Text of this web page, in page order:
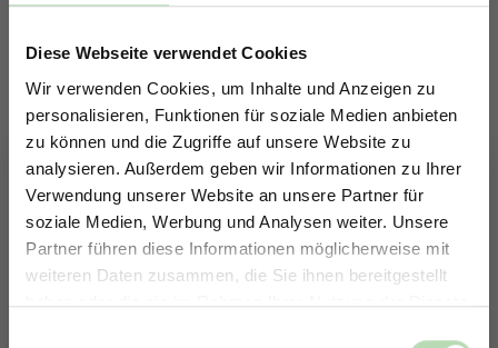
Diese Webseite verwendet Cookies
Wir verwenden Cookies, um Inhalte und Anzeigen zu
personalisieren, Funktionen für soziale Medien anbieten
zu können und die Zugriffe auf unsere Website zu
analysieren. Außerdem geben wir Informationen zu Ihrer
Verwendung unserer Website an unsere Partner für
soziale Medien, Werbung und Analysen weiter. Unsere
Partner führen diese Informationen möglicherweise mit
weiteren Daten zusammen, die Sie ihnen bereitgestellt
haben oder die sie im Rahmen Ihrer Nutzung der Dienste
ERHALTE 5% RABATT AUF
DEINE RÜCKWÄNDE